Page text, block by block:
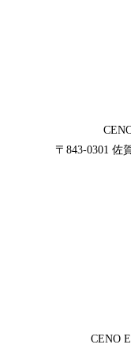
〒843-0301 佐
CENO